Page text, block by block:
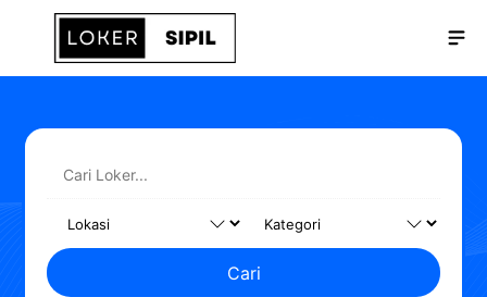
Langsung
Cari